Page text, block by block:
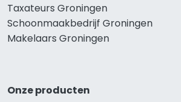
Taxateurs Groningen
Schoonmaakbedrijf Groningen
Makelaars Groningen
Onze producten